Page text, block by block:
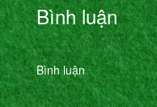
Bình luận
Bình luận